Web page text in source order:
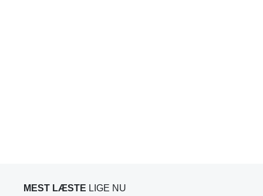
MEST LÆSTE LIGE NU